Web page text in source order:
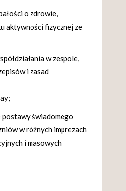
o zdrowie,
aktywności fizycznej ze
w zespole,
i zasad
postawy świadomego
w różnych imprezach
i masowych